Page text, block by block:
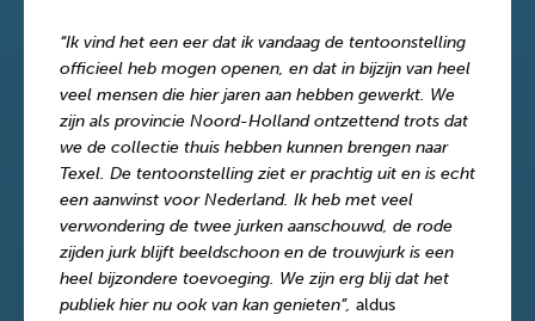
“Ik vind het een eer dat ik vandaag de tentoonstelling
officieel heb mogen openen, en dat in bijzijn van heel
veel mensen die hier jaren aan hebben gewerkt. We
zijn als provincie Noord-Holland ontzettend trots dat
we de collectie thuis hebben kunnen brengen naar
Texel. De tentoonstelling ziet er prachtig uit en is echt
een aanwinst voor Nederland. Ik heb met veel
verwondering de twee jurken aanschouwd, de rode
zijden jurk blijft beeldschoon en de trouwjurk is een
heel bijzondere toevoeging. We zijn erg blij dat het
publiek hier nu ook van kan genieten”, aldus